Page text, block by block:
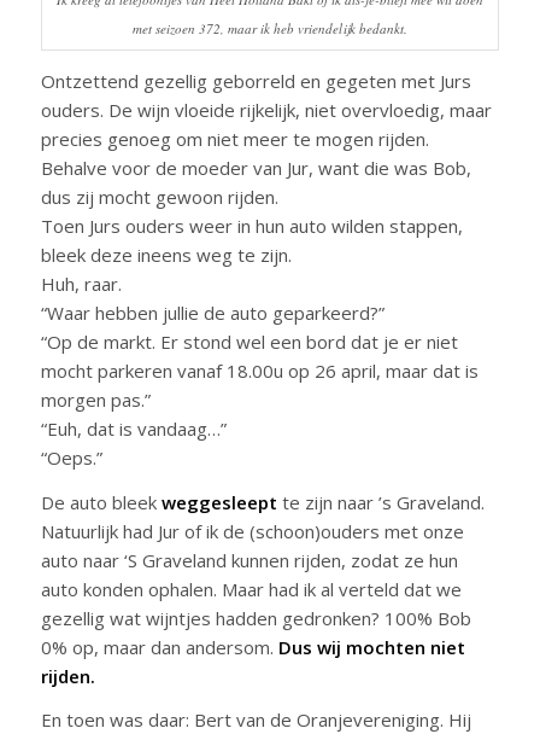
met seizoen 372, maar ik heb vriendelijk bedankt.
Ontzettend gezellig geborreld en gegeten met Jurs
ouders. De wijn vloeide rijkelijk, niet overvloedig, maar
precies genoeg om niet meer te mogen rijden.
Behalve voor de moeder van Jur, want die was Bob,
dus zij mocht gewoon rijden.
Toen Jurs ouders weer in hun auto wilden stappen,
bleek deze ineens weg te zijn.
Huh, raar.
“Waar hebben jullie de auto geparkeerd?”
“Op de markt. Er stond wel een bord dat je er niet
mocht parkeren vanaf 18.00u op 26 april, maar dat is
morgen pas.”
“Euh, dat is vandaag…”
“Oeps.”
De auto bleek weggesleept te zijn naar ’s Graveland.
Natuurlijk had Jur of ik de (schoon)ouders met onze
auto naar ‘S Graveland kunnen rijden, zodat ze hun
auto konden ophalen. Maar had ik al verteld dat we
gezellig wat wijntjes hadden gedronken? 100% Bob
0% op, maar dan andersom. Dus wij mochten niet
rijden.
En toen was daar: Bert van de Oranjevereniging. Hij